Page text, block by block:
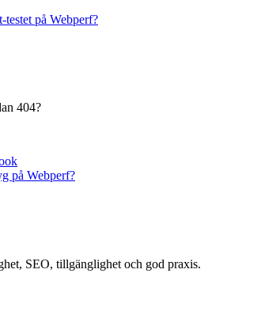
på Webperf?
404?
på Webperf?
SEO, tillgänglighet och god praxis.